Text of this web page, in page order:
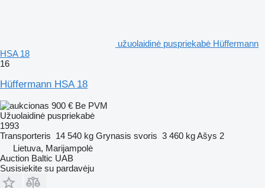
užuolaidinė puspriekabė Hüffermann
HSA 18
16
Hüffermann HSA 18
900 € Be PVM
Užuolaidinė puspriekabė
1993
Transporteris 14 540 kg Grynasis svoris 3 460 kgAšys 2
Lietuva, Marijampolė
Auction Baltic UAB
Susisiekite su pardavėju